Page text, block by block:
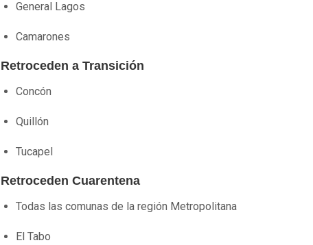
General Lagos
Camarones
Retroceden a Transición
Concón
Quillón
Tucapel
Retroceden Cuarentena
Todas las comunas de la región Metropolitana
El Tabo